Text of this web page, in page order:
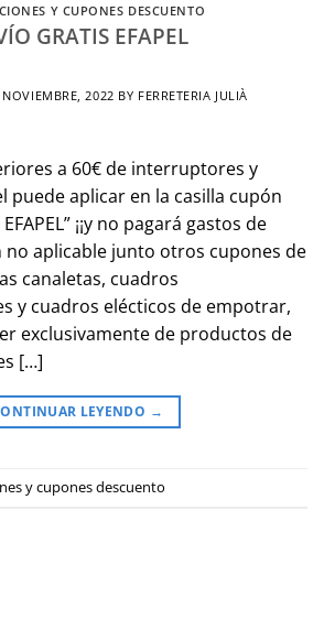
Y CUPONES DESCUENTO
GRATIS EFAPEL
NOVIEMBRE, 2022 BY FERRETERIA JULIÀ
a 60€ de interruptores y
puede aplicar en la casilla cupón
¡¡y no pagará gastos de
no aplicable junto otros cupones de
canaletas, cuadros
y cuadros elécticos de empotrar,
exclusivamente de productos de
[…]
LEYENDO →
y cupones descuento